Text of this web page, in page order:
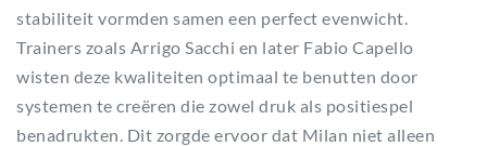
stabiliteit vormden samen een perfect evenwicht.
Trainers zoals Arrigo Sacchi en later Fabio Capello
wisten deze kwaliteiten optimaal te benutten door
systemen te creëren die zowel druk als positiespel
benadrukten. Dit zorgde ervoor dat Milan niet alleen